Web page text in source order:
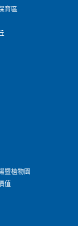
育區
暨植物園
值